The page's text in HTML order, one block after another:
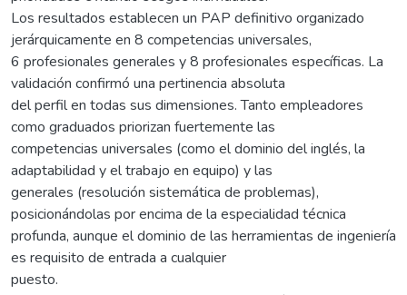
Los resultados establecen un PAP definitivo organizado
jerárquicamente en 8 competencias universales,
6 profesionales generales y 8 profesionales específicas. La
validación confirmó una pertinencia absoluta
del perfil en todas sus dimensiones. Tanto empleadores
como graduados priorizan fuertemente las
competencias universales (como el dominio del inglés, la
adaptabilidad y el trabajo en equipo) y las
generales (resolución sistemática de problemas),
posicionándolas por encima de la especialidad técnica
profunda, aunque el dominio de las herramientas de ingeniería
es requisito de entrada a cualquier
puesto.